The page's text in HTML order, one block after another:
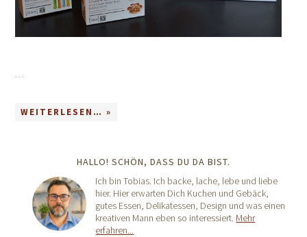
…
WEITERLESEN… »
HALLO! SCHÖN, DASS DU DA BIST.
Ich bin Tobias. Ich backe, lache, lebe und liebe
hier. Hier erwarten Dich Kuchen und Gebäck,
gutes Essen, Delikatessen, Design und was einen
kreativen Mann eben so interessiert. Mehr
erfahren...